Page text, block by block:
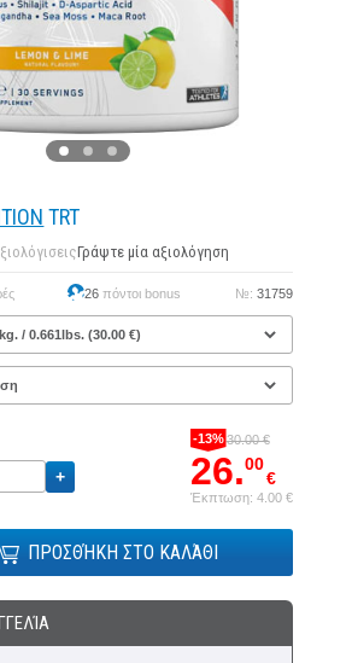
TRT
Γράψτε μία αξιολόγηση
26 πόντοι bonus №: 31759
-13% 30.00 €
26.00
€
Έκπτωση: 4.00 €
ΠΡΟΣΘΉΚΗ ΣΤΟ ΚΑΛΆΘΙ